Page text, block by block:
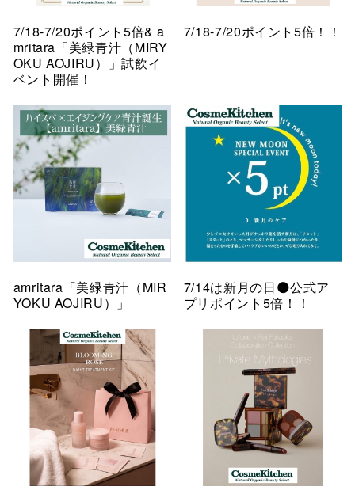
7/18-7/20ポイント5倍& a
mritara「美緑青汁（MIRY
OKU AOJIRU）」試飲イ
ベント開催！
7/18-7/20ポイント5倍！！
amritara「美緑青汁（MIR
YOKU AOJIRU）」
7/14は新月の日🌑公式ア
プリポイント5倍！！